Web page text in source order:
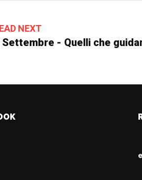
NEXT
Settembre - Quelli che